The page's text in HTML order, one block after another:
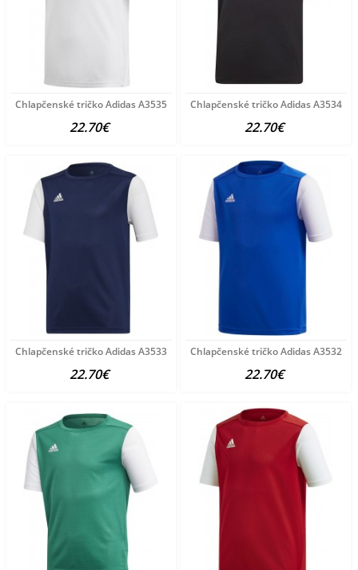
Chlapčenské tričko Adidas A3535
22.70€
Chlapčenské tričko Adidas A3534
22.70€
Chlapčenské tričko Adidas A3533
22.70€
Chlapčenské tričko Adidas A3532
22.70€